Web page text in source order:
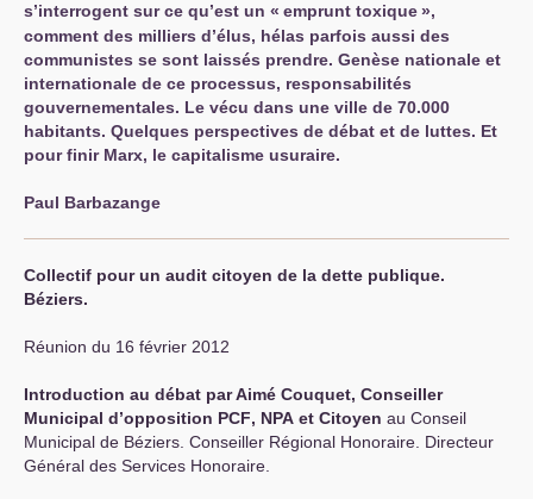
s’interrogent sur ce qu’est un « emprunt toxique»,
comment des milliers d’élus, hélas parfois aussi des
communistes se sont laissés prendre. Genèse nationale et
internationale de ce processus, responsabilités
gouvernementales. Le vécu dans une ville de 70.000
habitants. Quelques perspectives de débat et de luttes. Et
pour finir Marx, le capitalisme usuraire.
Paul Barbazange
Collectif pour un audit citoyen de la dette publique.
Béziers.
Réunion du 16 février 2012
Introduction au débat par Aimé Couquet, Conseiller
Municipal d’opposition PCF, NPA et Citoyen au Conseil
Municipal de Béziers. Conseiller Régional Honoraire. Directeur
Général des Services Honoraire.